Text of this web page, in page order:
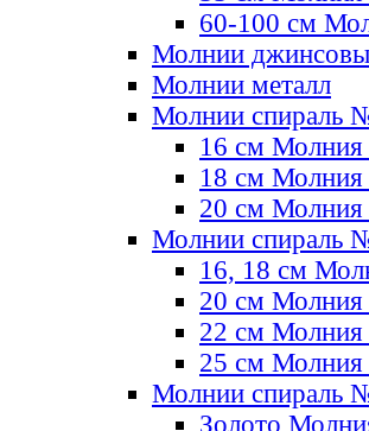
60-100 см
Молнии
Молнии металл
Молнии спираль
16 см
18 см
20 см
Молнии спираль
16, 18 см
20 см
22 см
25 см
Молнии спираль
Золото